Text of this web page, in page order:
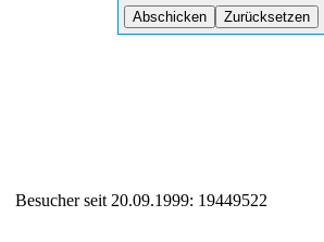
Besucher seit 20.09.1999: 19449522